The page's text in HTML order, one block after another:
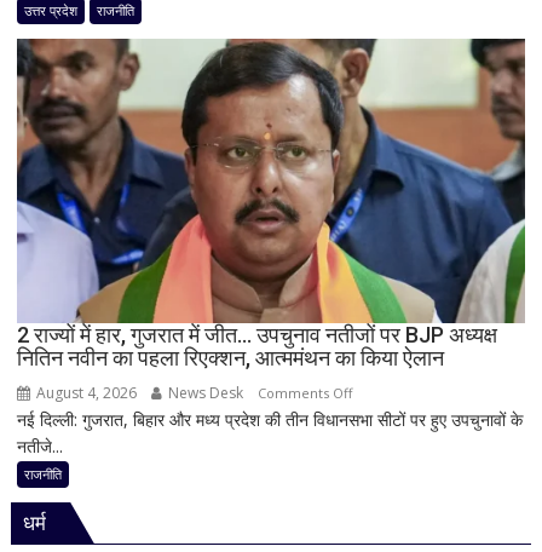
मामले
पर
विधानसभा
सीएम
योगी
का
बड़ा
बयान,
बोले-
SIT
जांच
में
मिली
उत्तर प्रदेश राजनीति
2 राज्यों में हार, गुजरात में जीत… उपचुनाव नतीजों पर BJP अध्यक्ष
नितिन नवीन का पहला रिएक्शन, आत्ममंथन का किया ऐलान
August 4, 2026 News Desk Comments Offon
2
नई दिल्ली: गुजरात, बिहार और मध्य प्रदेश की तीन विधानसभा सीटों पर हुए उपचुनावों के
नतीजे...
राजनीति
धर्म